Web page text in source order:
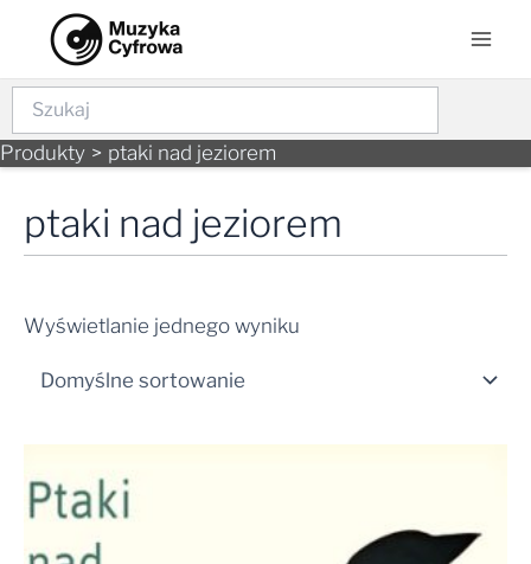
content
Szukaj
Produkty ptaki nad jeziorem
ptaki nad jeziorem
Wyświetlanie jednego wyniku